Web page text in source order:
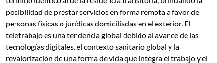
posibilidad de prestar servicios en forma remota a favor de
personas físicas o jurídicas domiciliadas en el exterior. El
teletrabajo es una tendencia global debido al avance de las
tecnologías digitales, el contexto sanitario global y la
revalorización de una forma de vida que integra el trabajo y el